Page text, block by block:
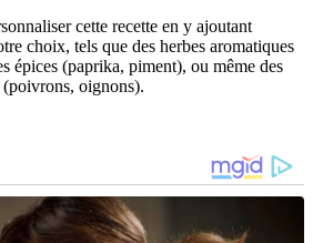
cette recette en y ajoutant
choix, tels que des herbes aromatiques
épices (paprika, piment), ou même des
(poivrons, oignons).